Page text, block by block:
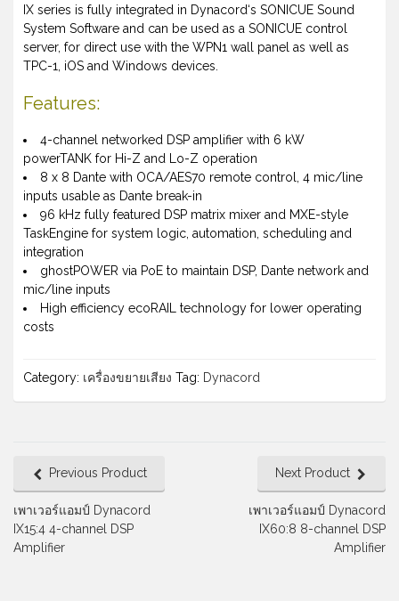
IX series is fully integrated in Dynacord‘s SONICUE Sound
System Software and can be used as a SONICUE control
server, for direct use with the WPN1 wall panel as well as
TPC-1, iOS and Windows devices.
Features:
4-channel networked DSP amplifier with 6 kW
powerTANK for Hi-Z and Lo-Z operation
8 x 8 Dante with OCA/AES70 remote control, 4 mic/line
inputs usable as Dante break-in
96 kHz fully featured DSP matrix mixer and MXE-style
TaskEngine for system logic, automation, scheduling and
integration
ghostPOWER via PoE to maintain DSP, Dante network and
mic/line inputs
High efficiency ecoRAIL technology for lower operating
costs
Category: เครื่องขยายเสียง Tag: Dynacord
Previous Product
เพาเวอร์แอมป์ Dynacord
IX15:4 4-channel DSP
Amplifier
Next Product
เพาเวอร์แอมป์ Dynacord
IX60:8 8-channel DSP
Amplifier